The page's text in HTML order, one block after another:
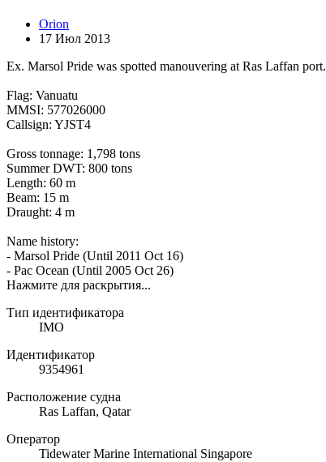
Orion
17 Июл 2013
Ex. Marsol Pride was spotted manouvering at Ras Laffan port.
Flag: Vanuatu
MMSI: 577026000
Callsign: YJST4
Gross tonnage: 1,798 tons
Summer DWT: 800 tons
Length: 60 m
Beam: 15 m
Draught: 4 m
Name history:
- Marsol Pride (Until 2011 Oct 16)
- Pac Ocean (Until 2005 Oct 26)
Нажмите для раскрытия...
Тип идентификатора
IMO
Идентификатор
9354961
Расположение судна
Ras Laffan, Qatar
Оператор
Tidewater Marine International Singapore